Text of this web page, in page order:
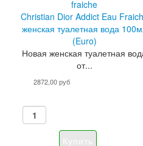
Christian Dior Addict Eau
женская туалетная вода
(Euro)
Новая женская туалетная
от...
2872,00 руб